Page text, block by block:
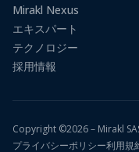
Mirakl Nexus
エキスパート
テクノロジー
採用情報
Copyright ©2026 – Mirakl
プライバシーポリシー利用規